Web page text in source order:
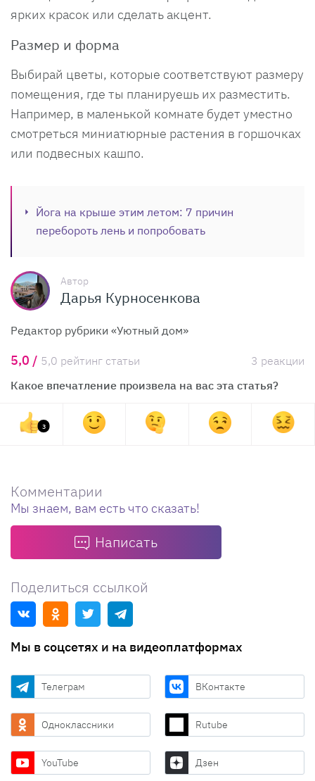
ярких красок или сделать акцент.
Размер и форма
Выбирай цветы, которые соответствуют размеру
помещения, где ты планируешь их разместить.
Например, в маленькой комнате будет уместно
смотреться миниатюрные растения в горшочках
или подвесных кашпо.
Йога на крыше этим летом: 7 причин
перебороть лень и попробовать
Автор
Дарья Курносенкова
Редактор рубрики «Уютный дом»
5,0 / 5,0 рейтинг статьи
3 реакции
Какое впечатление произвела на вас эта статья?
3
Комментарии
Мы знаем, вам есть что сказать!
Написать
Поделиться ссылкой
Мы в соцсетях и на видеоплатформах
Телеграм ВКонтакте
Одноклассники Rutube
YouTube Дзен